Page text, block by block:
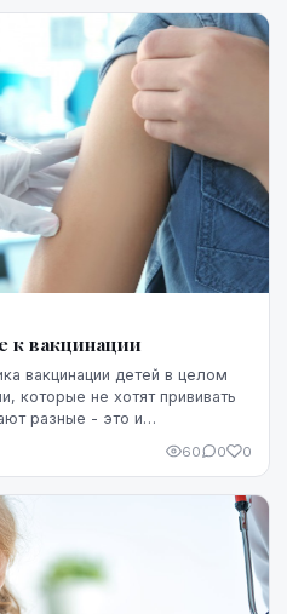
к вакцинации
вакцинации детей в целом
которые не хотят прививать
разные - это и
60 0 0